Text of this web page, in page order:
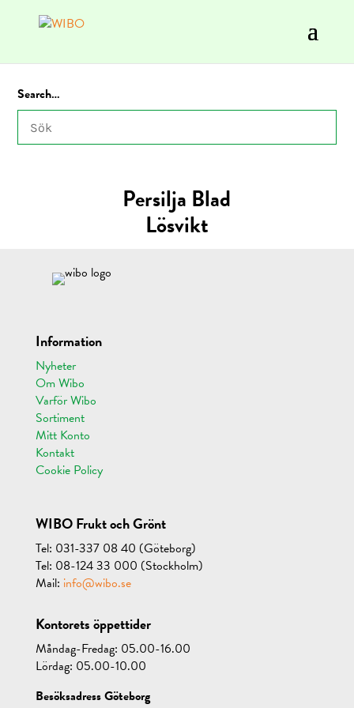
Persilja Blad
Lösvikt
Search…
Information
Nyheter
Om Wibo
Varför Wibo
Sortiment
Mitt Konto
Kontakt
Cookie Policy
WIBO Frukt och Grönt
Tel: 031-337 08 40 (Göteborg)
Tel: 08-124 33 000 (Stockholm)
Mail: info@wibo.se
Kontorets öppettider
Måndag-Fredag: 05.00-16.00
Lördag: 05.00-10.00
Besöksadress Göteborg